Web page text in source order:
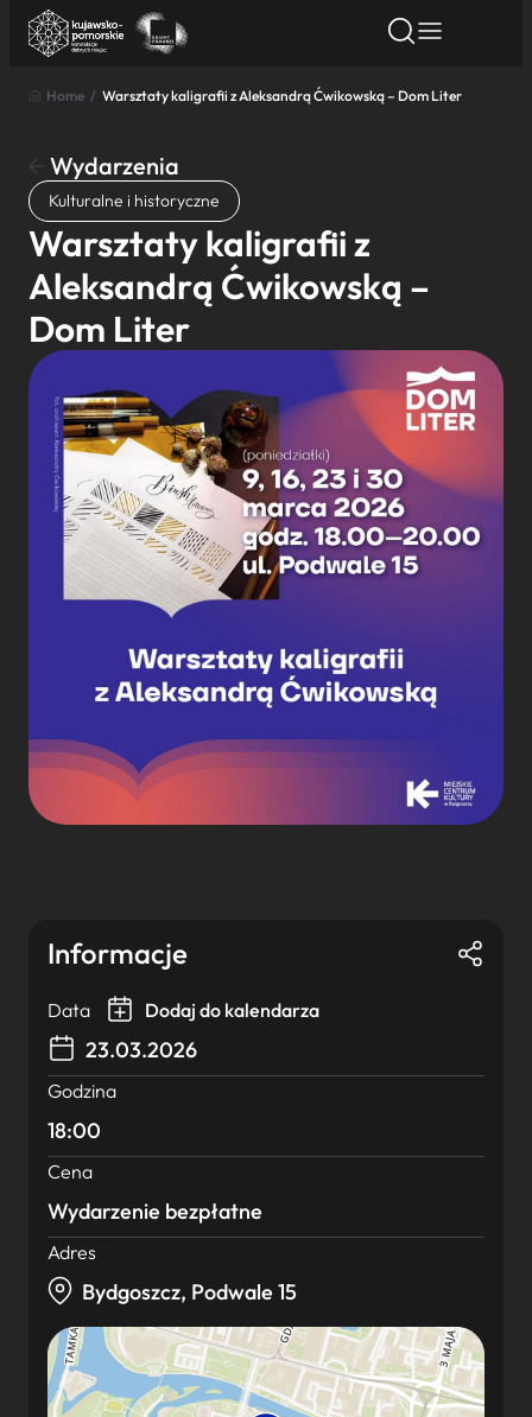
Znajdź atrakcję
Nazwa atrakcji
Miasto
Kategoria
Wyszukaj
Home / Warsztaty kaligrafii z Aleksandrą Ćwikowską – Dom Liter
Wydarzenia
Kulturalne i historyczne
Warsztaty kaligrafii z
Aleksandrą Ćwikowską –
Dom Liter
Informacje
Data Dodaj do kalendarza
23.03.2026
Godzina
18:00
Cena
Wydarzenie bezpłatne
Adres
Bydgoszcz, Podwale 15